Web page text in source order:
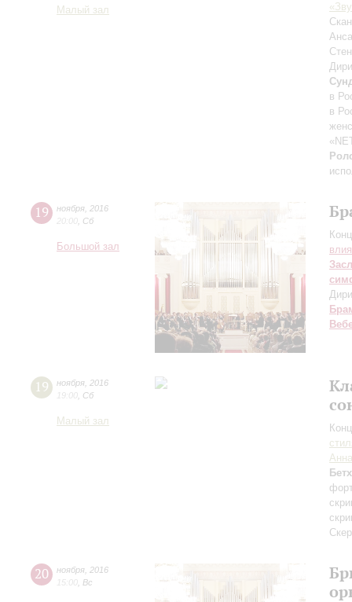
Малый зал
в
в
19 ноября 2016
20:00 Сб
Большой зал
19 ноября 2016
19:00 Сб
Малый зал
20 ноября 2016
15:00 Вс